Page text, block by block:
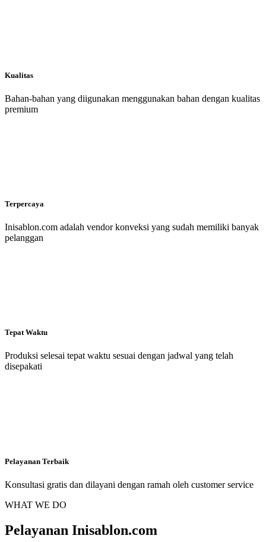
Kualitas
Bahan-bahan yang diigunakan menggunakan bahan dengan kualitas
premium
Terpercaya
Inisablon.com adalah vendor konveksi yang sudah memiliki banyak
pelanggan
Tepat Waktu
Produksi selesai tepat waktu sesuai dengan jadwal yang telah
disepakati
Pelayanan Terbaik
Konsultasi gratis dan dilayani dengan ramah oleh customer service
WHAT WE DO
Pelayanan Inisablon.com